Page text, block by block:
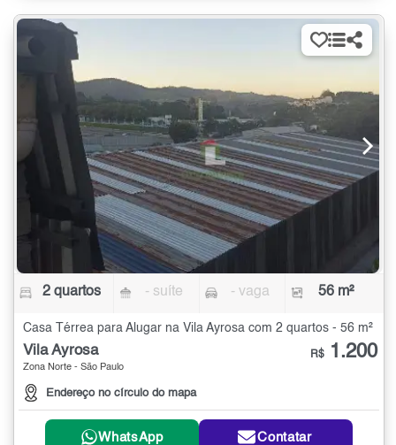
2 quartos - suíte - vaga 56 m²
Casa Térrea para Alugar na Vila Ayrosa com 2 quartos - 56 m²
Vila Ayrosa
Zona Norte - São Paulo
Endereço no círculo do mapa
R$ 1.200
WhatsApp Contatar